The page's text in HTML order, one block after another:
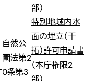
部）
自然公
園法第2
0条第3
特別地域内水
面の埋立（干
拓）許可申請書
（本庁権限2